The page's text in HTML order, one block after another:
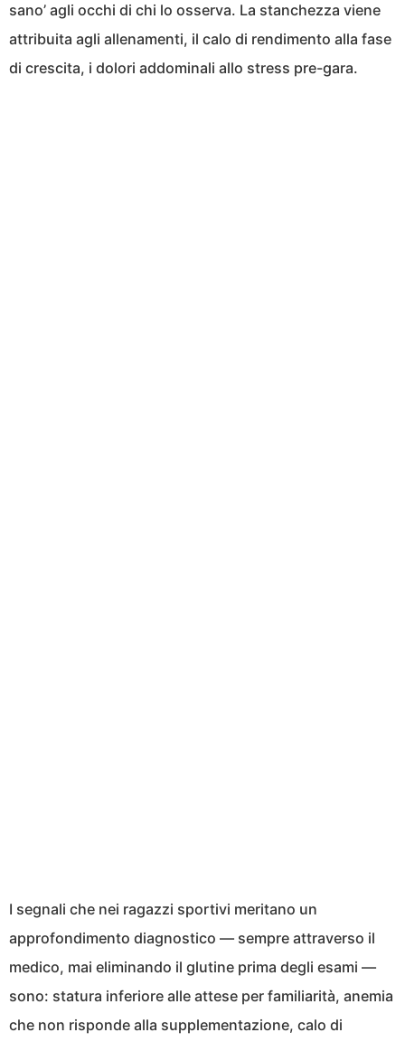
sano’ agli occhi di chi lo osserva. La stanchezza viene
attribuita agli allenamenti, il calo di rendimento alla fase
di crescita, i dolori addominali allo stress pre-gara.
I segnali che nei ragazzi sportivi meritano un
approfondimento diagnostico — sempre attraverso il
medico, mai eliminando il glutine prima degli esami —
sono: statura inferiore alle attese per familiarità, anemia
che non risponde alla supplementazione, calo di